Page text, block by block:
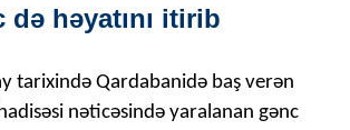
də həyatını itirib
tarixində Qardabanidə baş verən
nəticəsində yaralanan gənc